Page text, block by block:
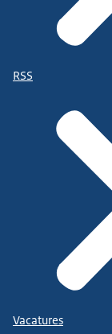
RSS
Vacatures